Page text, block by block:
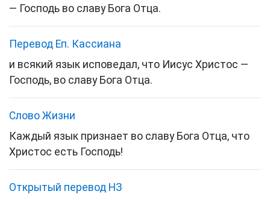
— Господь во славу Бога Отца.
Перевод Еп. Кассиана
и всякий язык исповедал, что Иисус Христос —
Господь, во славу Бога Отца.
Слово Жизни
Каждый язык признает во славу Бога Отца, что
Христос есть Господь!
Открытый перевод НЗ